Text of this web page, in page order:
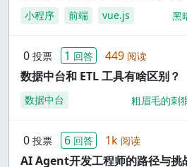
小程序 前端 vue.js 黑
0 投票 1 回答 449 阅读
数据中台和 ETL 工具有啥区别？
数据中台 粗眉毛的刺
0 投票 6 回答 1k 阅读
AI Agent开发工程师的路径与挑